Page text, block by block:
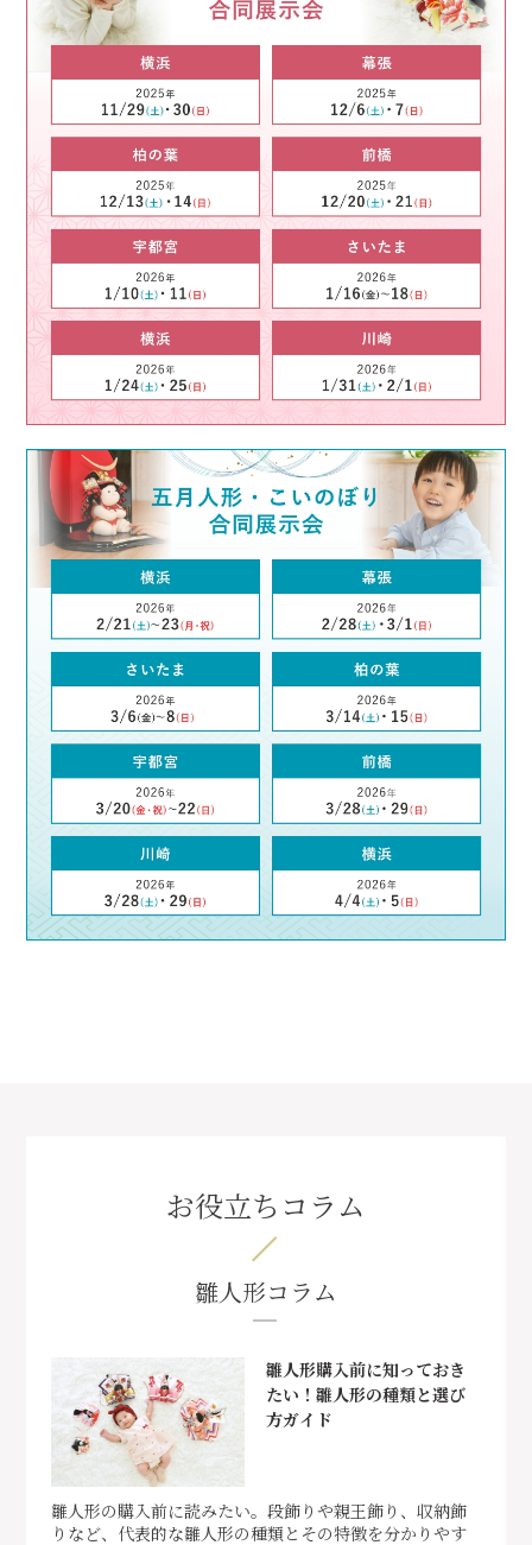
お役立ちコラム
雛人形コラム
雛人形購入前に知っておき
たい！雛人形の種類と選び
方ガイド
雛人形の購入前に読みたい。段飾りや親王飾り、収納飾
りなど、代表的な雛人形の種類とその特徴を分かりやす